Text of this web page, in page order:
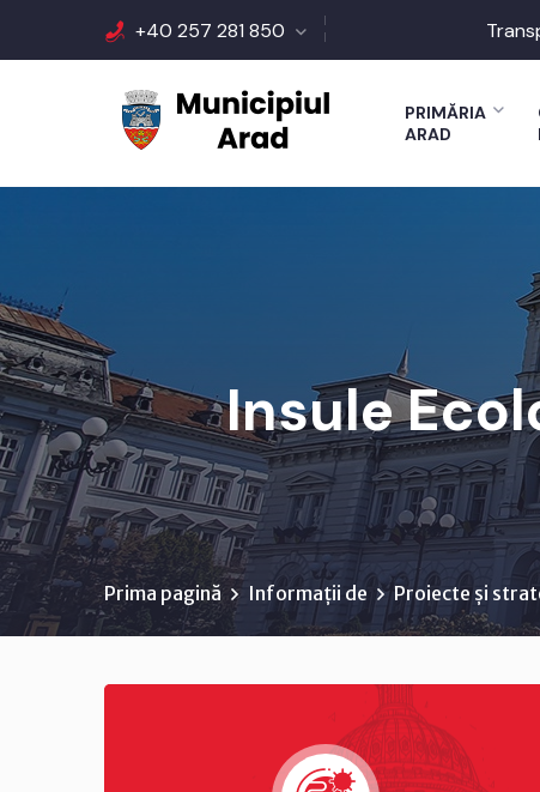
+40 257 281 850
PRIMĂRIA
ARAD
Insule
Prima pagină Informații de Proiecte și